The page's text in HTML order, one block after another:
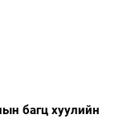
багц хуулийн